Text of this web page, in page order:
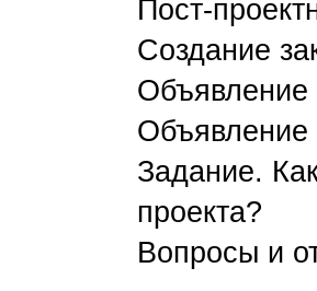
Пост-
Создание
Объявление
Объявление
Задание.
проекта?
Вопросы и